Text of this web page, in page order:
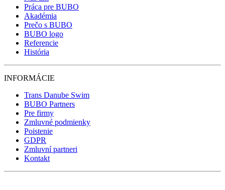
Práca pre BUBO
Akadémia
Prečo s BUBO
BUBO logo
Referencie
História
INFORMÁCIE
Trans Danube Swim
BUBO Partners
Pre firmy
Zmluvné podmienky
Poistenie
GDPR
Zmluvní partneri
Kontakt